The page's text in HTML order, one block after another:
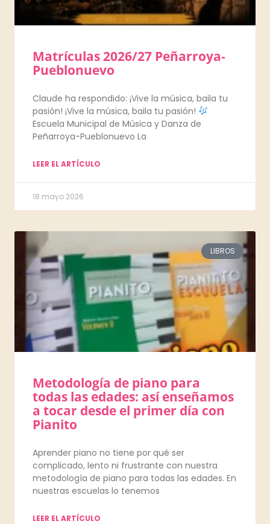
Matrículas 2026/27 Peñarroya-
Pueblonuevo
Claude ha respondido: ¡Vive la música, baila tu
pasión! ¡Vive la música, baila tu pasión!
Escuela Municipal de Música y Danza de
Peñarroya-Pueblonuevo La
LEER EL ARTÍCULO
18 mayo 2026
LIBROS
Metodología de piano para
todas las edades: así enseñamos
a tocar desde el primer día con
Pianito
Aprender piano no tiene por qué ser
complicado, lento ni frustrante con nuestra
metodología de piano para todas las edades. En
nuestras escuelas lo tenemos
LEER EL ARTÍCULO